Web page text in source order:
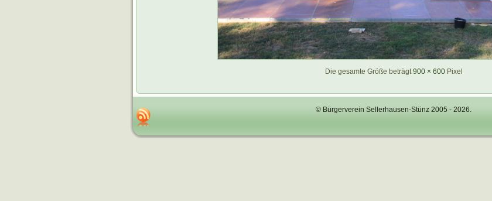
Die gesamte Größe beträgt900 × 600Pixel
© Bürgerverein Sellerhausen-Stünz 2005 - 2026.